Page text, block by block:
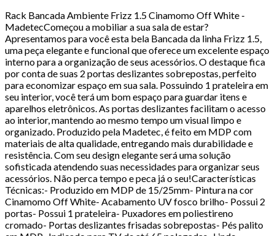
Rack Bancada Ambiente Frizz 1.5 Cinamomo Off White -
MadetecComeçou a mobiliar a sua sala de estar?
Apresentamos para você esta bela Bancada da linha Frizz 1.5,
uma peça elegante e funcional que oferece um excelente espaço
interno para a organização de seus acessórios. O destaque fica
por conta de suas 2 portas deslizantes sobrepostas, perfeito
para economizar espaço em sua sala. Possuindo 1 prateleira em
seu interior, você terá um bom espaço para guardar itens e
aparelhos eletrônicos. As portas deslizantes facilitam o acesso
ao interior, mantendo ao mesmo tempo um visual limpo e
organizado. Produzido pela Madetec, é feito em MDP com
materiais de alta qualidade, entregando mais durabilidade e
resistência. Com seu design elegante será uma solução
sofisticada atendendo suas necessidades para organizar seus
acessórios. Não perca tempo e peca já o seu!Características
Técnicas:- Produzido em MDP de 15/25mm- Pintura na cor
Cinamomo Off White- Acabamento UV fosco brilho- Possui 2
portas- Possui 1 prateleira- Puxadores em poliestireno
cromado- Portas deslizantes frisadas sobrepostas- Pés palito